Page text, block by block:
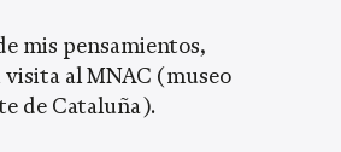
mis pensamientos,
visita al MNAC (museo
de Cataluña).